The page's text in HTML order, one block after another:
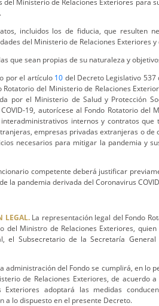
del Ministerio de Relaciones Exteriores para
incluidos los de fiducia, que resulten
del Ministerio de Relaciones Exteriores
que sean propias de su naturaleza y
por el artículo 10 del Decreto Legislativo 537
del Ministerio de Relaciones
por el Ministerio de Salud y Protección
19, autorícese al Fondo Rotatorio del
internos y contratos que
empresas privadas extranjeras o de
necesarios para mitigar la pandemia y
competente deberá justificar
la pandemia derivada del Coronavirus
LEGAL.La representación legal del Fondo
del Ministro de Relaciones Exteriores,
el Subsecretario de la Secretaría
administración del Fondo se cumplirá, en lo
de Relaciones Exteriores, de acuerdo
Exteriores adoptará las medidas
a lo dispuesto en el presente Decreto.